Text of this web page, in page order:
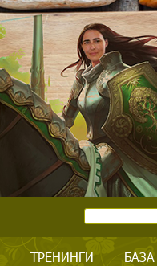
ТРЕНИНГИ